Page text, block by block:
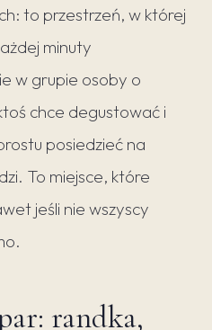
to przestrzeń, w której
minuty
w grupie osoby o
chce degustować i
posiedzieć na
To miejsce, które
jeśli nie wszyscy
randka,